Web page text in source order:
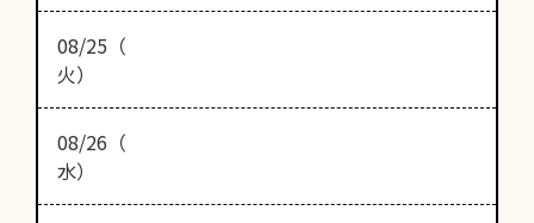
08/25（
火）
08/26（
水）